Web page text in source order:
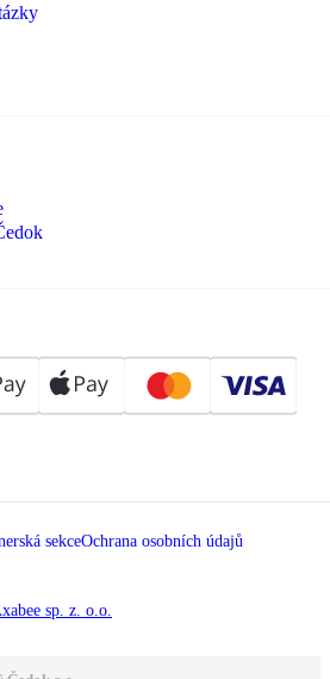
sekceOchrana osobních údajů
sp. z. o.o.